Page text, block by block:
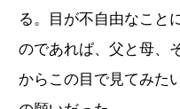
る。目が不自由なこと
のであれば、父と母、
からこの目で見てみた